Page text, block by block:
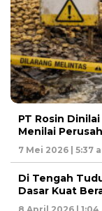
PT Rosin
Menilai
7 Mei 2026 | 5:37
Di Tengah
Dasar Kuat